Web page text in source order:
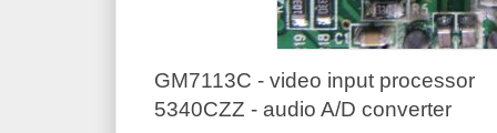
GM7113C - video input processor
5340CZZ - audio A/D converter